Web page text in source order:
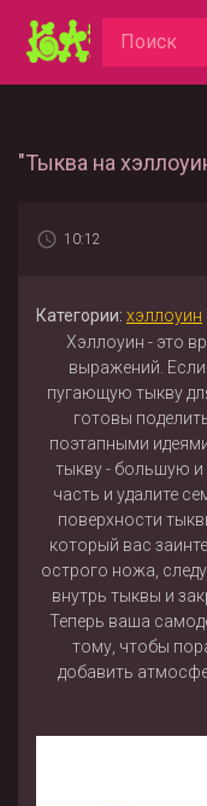
"Тыква на
10:12
Категории: хэллоуин
Хэллоуин - это
выражений.
пугающую тыкву
готовы
поэтапными
тыкву - большую
часть и удалите
поверхности
который вас
острого ножа,
внутрь тыквы и
Теперь ваша
тому, чтобы
добавить